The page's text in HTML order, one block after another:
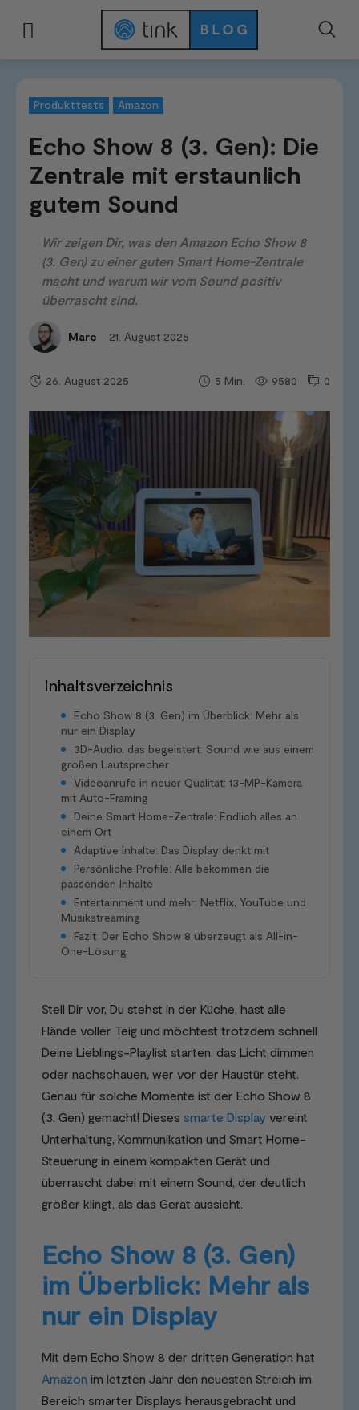
Produkttests Amazon
Echo Show 8 (3. Gen): Die
Zentrale mit erstaunlich
gutem Sound
Wir zeigen Dir, was den Amazon Echo Show 8
(3. Gen) zu einer guten Smart Home-Zentrale
macht und warum wir vom Sound positiv
überrascht sind.
Marc 21. August 2025
0
9580
5 Min.
26. August 2025
Inhaltsverzeichnis
Echo Show 8 (3. Gen) im Überblick: Mehr als
nur ein Display
3D-Audio, das begeistert: Sound wie aus einem
großen Lautsprecher
Videoanrufe in neuer Qualität: 13-MP-Kamera
mit Auto-Framing
Deine Smart Home-Zentrale: Endlich alles an
einem Ort
Adaptive Inhalte: Das Display denkt mit
Persönliche Profile: Alle bekommen die
passenden Inhalte
Entertainment und mehr: Netflix, YouTube und
Musikstreaming
Fazit: Der Echo Show 8 überzeugt als All-in-
One-Lösung
Stell Dir vor, Du stehst in der Küche, hast alle
Hände voller Teig und möchtest trotzdem schnell
Deine Lieblings-Playlist starten, das Licht dimmen
oder nachschauen, wer vor der Haustür steht.
Genau für solche Momente ist der Echo Show 8
(3. Gen) gemacht! Dieses smarte Display vereint
Unterhaltung, Kommunikation und Smart Home-
Steuerung in einem kompakten Gerät und
überrascht dabei mit einem Sound, der deutlich
größer klingt, als das Gerät aussieht.
Echo Show 8 (3. Gen)
im Überblick: Mehr als
nur ein Display
Mit dem Echo Show 8 der dritten Generation hat
Amazon im letzten Jahr den neuesten Streich im
Bereich smarter Displays herausgebracht und